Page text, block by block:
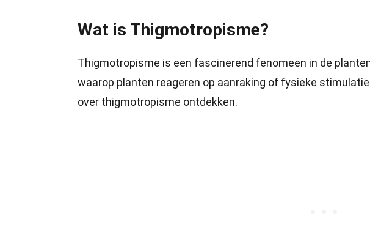
Wat is Thigmotropisme?
Thigmotropisme is een fascinerend fenomeen in de
waarop planten reageren op aanraking of fysieke
over thigmotropisme ontdekken.